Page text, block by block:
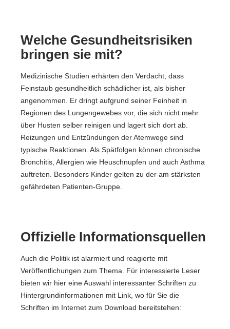
Welche Gesundheitsrisiken
bringen sie mit?
Medizinische Studien erhärten den Verdacht, dass
Feinstaub gesundheitlich schädlicher ist, als bisher
angenommen. Er dringt aufgrund seiner Feinheit in
Regionen des Lungengewebes vor, die sich nicht mehr
über Husten selber reinigen und lagert sich dort ab.
Reizungen und Entzündungen der Atemwege sind
typische Reaktionen. Als Spätfolgen können chronische
Bronchitis, Allergien wie Heuschnupfen und auch Asthma
auftreten. Besonders Kinder gelten zu der am stärksten
gefährdeten Patienten-Gruppe.
Offizielle Informationsquellen
Auch die Politik ist alarmiert und reagierte mit
Veröffentlichungen zum Thema. Für interessierte Leser
bieten wir hier eine Auswahl interessanter Schriften zu
Hintergrundinformationen mit Link, wo für Sie die
Schriften im Internet zum Download bereitstehen: